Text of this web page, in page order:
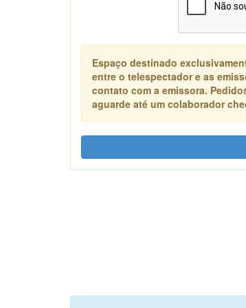
Espaço destinado
entre o telespectador e as
contato com a emissora.
aguarde até um colaborador